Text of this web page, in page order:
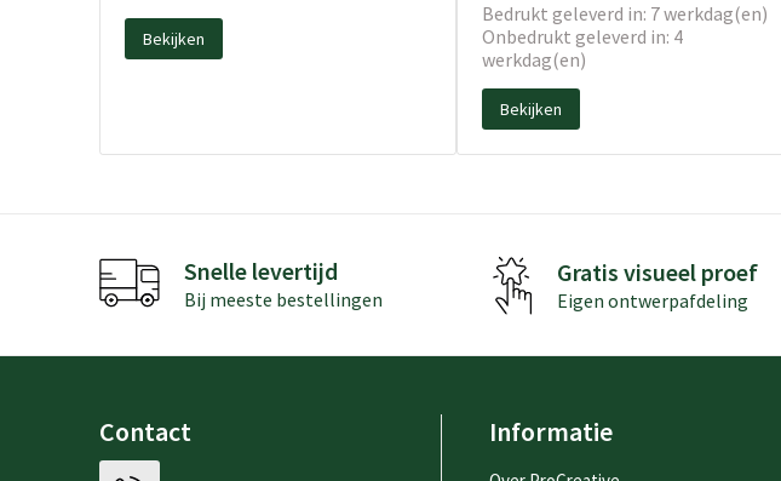
Bekijken
Bedrukt geleverd in: 7 werkdag(en)
Onbedrukt geleverd in: 4
werkdag(en)
Bekijken
Snelle levertijd
Bij meeste bestellingen
Gratis visueel proef
Eigen ontwerpafdeling
Contact Informatie